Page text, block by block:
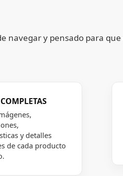
navegar y pensado para
y detalles
de cada producto